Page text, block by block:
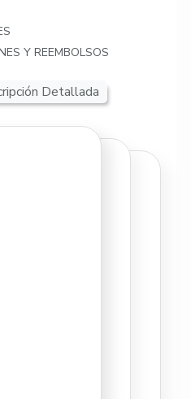
Y REEMBOLSOS
Detallada